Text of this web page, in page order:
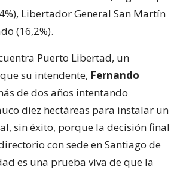
Libertador General San Martín
(16,2%).
Puerto Libertad, un
su intendente, Fernando
de dos años intentando
diez hectáreas para instalar un
sin éxito, porque la decisión final
con sede en Santiago de
es una prueba viva de que la